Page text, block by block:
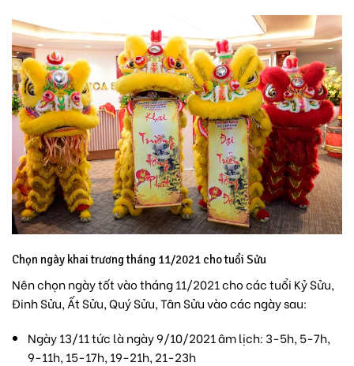
Chọn ngày khai trương tháng 11/2021 cho tuổi Sửu
Nên chọn ngày tốt vào tháng 11/2021 cho các tuổi Kỷ Sửu,
Đinh Sửu, Ất Sửu, Quý Sửu, Tân Sửu vào các ngày sau:
Ngày 13/11 tức là ngày 9/10/2021 âm lịch: 3-5h, 5-7h,
9-11h, 15-17h, 19-21h, 21-23h